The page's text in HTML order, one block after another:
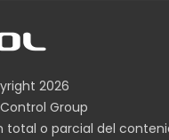
2026
Control Group
total o parcial del